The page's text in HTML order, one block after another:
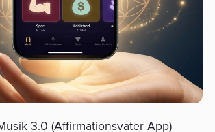
3.0 (Affirmationsvater App)